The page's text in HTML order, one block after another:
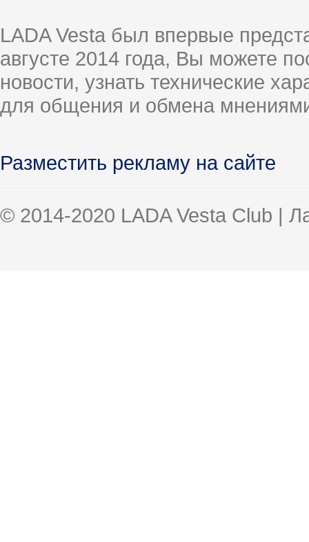
LADA Vesta был впервые
августе 2014 года, Вы можете
новости, узнать технические
для общения и обмена
Разместить рекламу на сайте
© 2014-2020 LADA Vesta Club |